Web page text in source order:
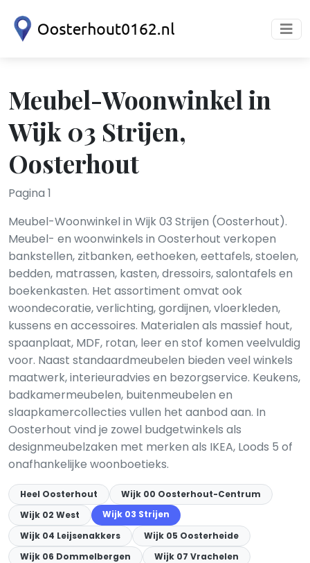
Meubel-Woonwinkel in
Wijk 03 Strijen,
Oosterhout
Pagina 1
Meubel-Woonwinkel in Wijk 03 Strijen (Oosterhout).
Meubel- en woonwinkels in Oosterhout verkopen
bankstellen, zitbanken, eethoeken, eettafels, stoelen,
bedden, matrassen, kasten, dressoirs, salontafels en
boekenkasten. Het assortiment omvat ook
woondecoratie, verlichting, gordijnen, vloerkleden,
kussens en accessoires. Materialen als massief hout,
spaanplaat, MDF, rotan, leer en stof komen veelvuldig
voor. Naast standaardmeubelen bieden veel winkels
maatwerk, interieuradvies en bezorgservice. Keukens,
badkamermeubelen, buitenmeubelen en
slaapkamercollecties vullen het aanbod aan. In
Oosterhout vind je zowel budgetwinkels als
designmeubelzaken met merken als IKEA, Loods 5 of
onafhankelijke woonboetieks.
Heel Oosterhout
Wijk 00 Oosterhout-Centrum
Wijk 02 West
Wijk 03 Strijen
Wijk 04 Leijsenakkers
Wijk 05 Oosterheide
Wijk 06 Dommelbergen
Wijk 07 Vrachelen